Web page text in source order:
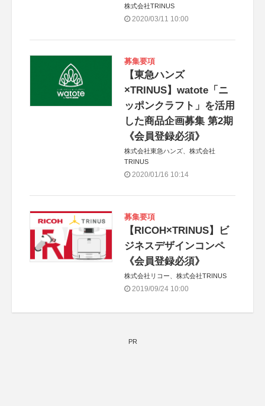
株式会社TRINUS
2020/03/11 10:00
募集要項
【東急ハンズ
×TRINUS】watote「ニ
ッポンクラフト」を活用
した商品企画募集 第2期
《会員登録必須》
株式会社東急ハンズ、株式会社
TRINUS
2020/01/16 10:14
募集要項
【RICOH×TRINUS】ビ
ジネスデザインコンペ
《会員登録必須》
株式会社リコー、株式会社TRINUS
2019/09/24 10:00
PR